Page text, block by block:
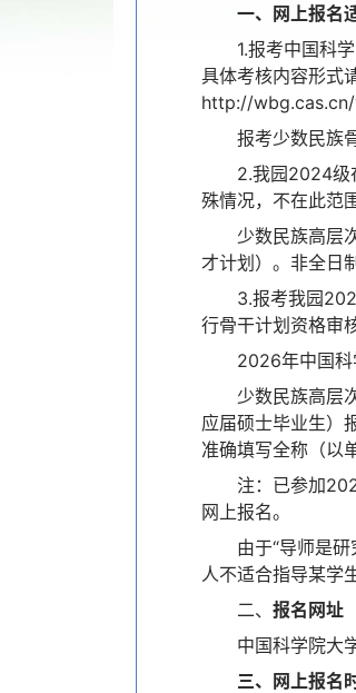
一、网上报名
1.报考中国科
具体考核内容形式
http://wbg.cas.cn/
报考少数民族
2.我园2024级
殊情况，不在此范
少数民族高层
才计划）。非全日
3.报考我园
行骨干计划资格审
2026年中国科
少数民族高层
应届硕士毕业生）
准确填写全称（以
注：已参加
网上报名。
由于“导师是
人不适合指导某学
二、 报名网址
中国科学院大
三、网上报名